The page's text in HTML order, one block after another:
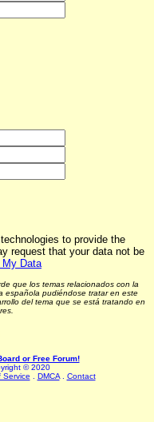
to provide the
request that your data not be
My Data
que los temas relacionados con la
española pudiéndose tratar en este
del tema que se está tratando en
or Free Forum!
© 2020
Service DMCA. Contact